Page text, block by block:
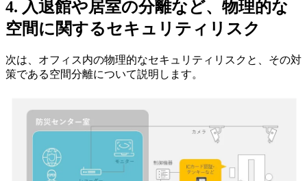
4. 入退館や居室の分離など、物理的な
空間に関するセキュリティリスク
次は、オフィス内の物理的なセキュリティリスクと、その対
策である空間分離について説明します。